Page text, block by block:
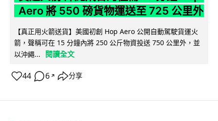
Aero 將 550 磅貨物運送至 725 公里外
【真正用火箭送貨】美國初創 Hop Aero 公開自動駕駛貨運火
箭，聲稱可在 15 分鐘內將 250 公斤物資投送 750 公里外，並
以沖繩...
閱讀全文
44 6 ↗ 分享